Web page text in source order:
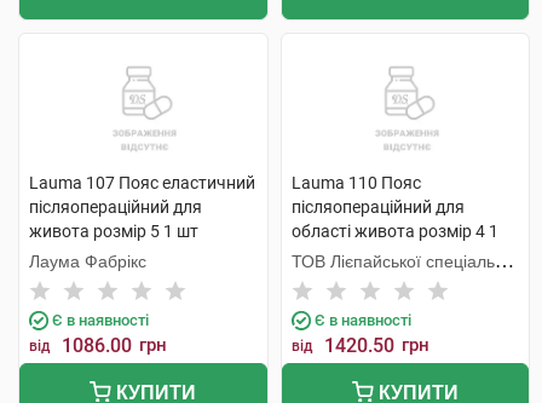
Lauma 107 Пояс еластичний
післяопераційний для
живота розмір 5 1 шт
Лаума Фабрікс
Є в наявності
від 1086.00 грн
КУПИТИ
Lauma 110 Пояс
післяопераційний для
області живота розмір 4 1
шт
ТОВ Лієпайської спеціальної
економічної зони Лаума
Медікал,
Є в наявності
від 1420.50 грн
КУПИТИ